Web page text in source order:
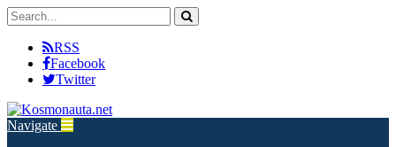
RSS
Facebook
Twitter
Navigate